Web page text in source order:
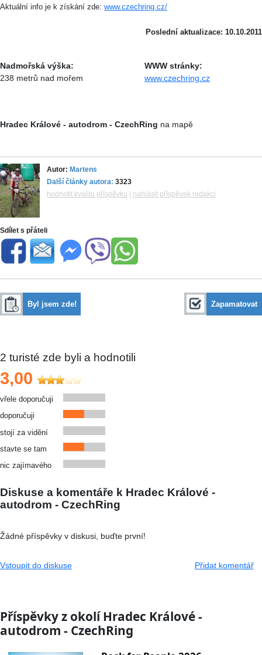
Aktuální info je k získání zde: www.czechring.cz/
Poslední aktualizace: 10.10.2011
Nadmořská výška:
238 metrů nad mořem
WWW stránky:
www.czechring.cz
Hradec Králové - autodrom - CzechRing na mapě
Autor: Martens
Další články autora: 3323
hodnotit kvalitu příspěvku
nahlásit příspěvek redakci
Sdílet s přáteli
Byl jsem zde! Zapamatovat
2 turisté zde byli a hodnotili
3,00
vřele doporučuji
doporučuji
stojí za vidění
stavte se tam
nic zajímavého
Diskuse a komentáře k Hradec Králové -
autodrom - CzechRing
Žádné příspěvky v diskusi, buďte první!
Vstoupit do diskuse Přidat komentář
Příspěvky z okolí Hradec Králové -
autodrom - CzechRing